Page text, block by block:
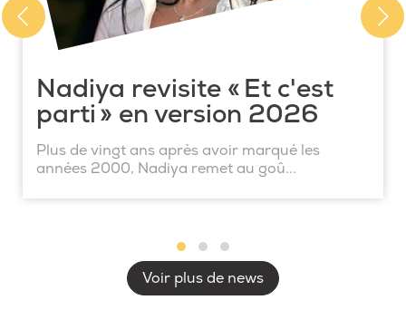
Nadiya revisite « Et c'est
parti » en version 2026
Plus de vingt ans après avoir marqué les
années 2000, Nadiya remet au goû...
Voir plus de news